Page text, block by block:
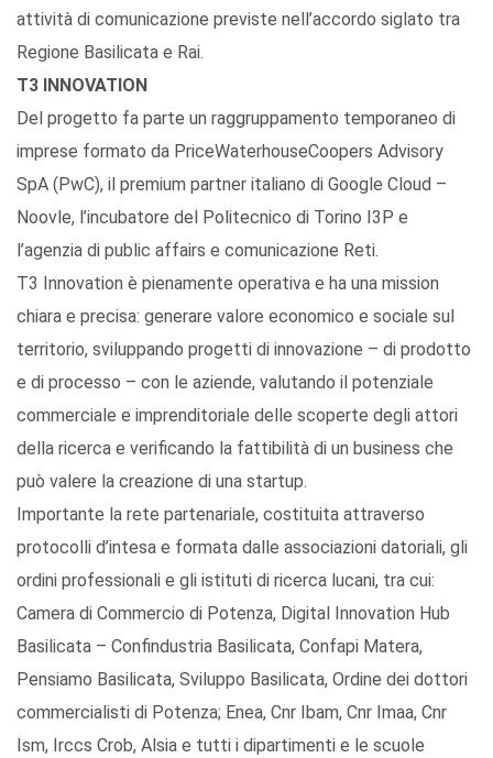
attività di comunicazione previste nell’accordo siglato tra
Regione Basilicata e Rai.
T3 INNOVATION
Del progetto fa parte un raggruppamento temporaneo di
imprese formato da PriceWaterhouseCoopers Advisory
SpA (PwC), il premium partner italiano di Google Cloud –
Noovle, l’incubatore del Politecnico di Torino I3P e
l’agenzia di public affairs e comunicazione Reti.
T3 Innovation è pienamente operativa e ha una mission
chiara e precisa: generare valore economico e sociale sul
territorio, sviluppando progetti di innovazione – di prodotto
e di processo – con le aziende, valutando il potenziale
commerciale e imprenditoriale delle scoperte degli attori
della ricerca e verificando la fattibilità di un business che
può valere la creazione di una startup.
Importante la rete partenariale, costituita attraverso
protocolli d’intesa e formata dalle associazioni datoriali, gli
ordini professionali e gli istituti di ricerca lucani, tra cui:
Camera di Commercio di Potenza, Digital Innovation Hub
Basilicata – Confindustria Basilicata, Confapi Matera,
Pensiamo Basilicata, Sviluppo Basilicata, Ordine dei dottori
commercialisti di Potenza; Enea, Cnr Ibam, Cnr Imaa, Cnr
Ism, Irccs Crob, Alsia e tutti i dipartimenti e le scuole